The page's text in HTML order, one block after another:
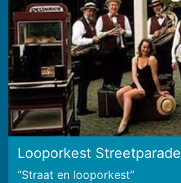
Looporkest Streetparade
Straat en looporkest